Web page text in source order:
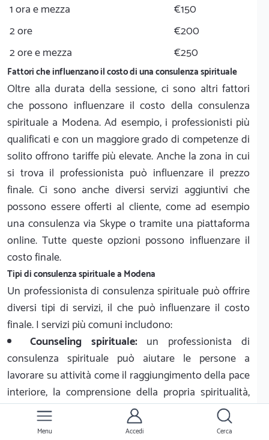
1 ora e mezza
€150
2 ore
€200
2 ore e mezza
€250
Fattori che influenzano il costo di una consulenza spirituale
Oltre alla durata della sessione, ci sono altri fattori
che possono influenzare il costo della consulenza
spirituale a Modena. Ad esempio, i professionisti più
qualificati e con un maggiore grado di competenze di
solito offrono tariffe più elevate. Anche la zona in cui
si trova il professionista può influenzare il prezzo
finale. Ci sono anche diversi servizi aggiuntivi che
possono essere offerti al cliente, come ad esempio
una consulenza via Skype o tramite una piattaforma
online. Tutte queste opzioni possono influenzare il
costo finale.
Tipi di consulenza spirituale a Modena
Un professionista di consulenza spirituale può offrire
diversi tipi di servizi, il che può influenzare il costo
finale. I servizi più comuni includono:
Counseling spirituale:un professionista di
consulenza spirituale può aiutare le persone a
lavorare su attività come il raggiungimento della pace
interiore, la comprensione della propria spiritualità,
l'accettazione dei propri limiti e l'abbandono dei
propri blocchi emotivi. I servizi di consulenza
Menu Accedi Cerca